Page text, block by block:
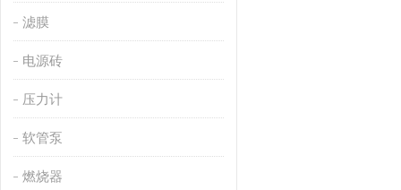
滤膜
电源砖
压力计
软管泵
燃烧器